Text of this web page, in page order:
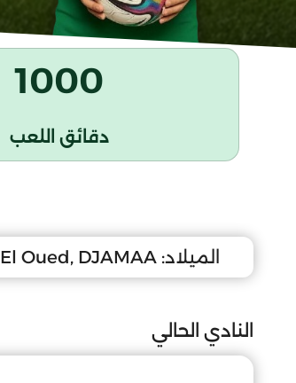
1000
دقائق اللعب
الميلاد: El Oued, DJAMAA
النادي الحالي